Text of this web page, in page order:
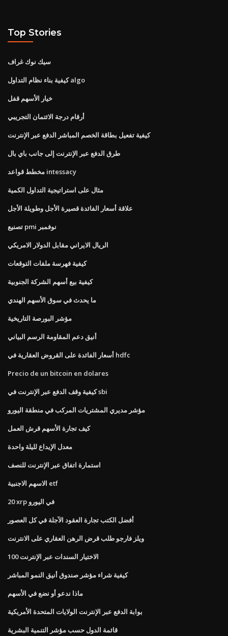
Top Stories
سيك نوك غراف
كيفية بناء نظام التداول algo
خيار الأسهم قفل
أرقام درجة الائتمان التجريبي
كيفية تفعيل بطاقة الخصم المباشر الدفع عبر الإنترنت
طرق الدفع عبر الإنترنت إلى جانب باي بال
مخطط قواعد intessacy
مثال على استراتيجية التداول الكمية
علاقة أسعار الفائدة قصيرة الأجل وطويلة الأجل
تصنيع pmi نوفمبر
الريال الايراني مقابل الدولار الامريكي
كيفية فهرسة ملفات التوقعات
كيفية بيع أسهم الشركة الجنوبية
ما يحدث في سوق الأسهم الهندي
مؤشر البورصة التاريخية
أنيق دعم المقاومة الرسم البياني
أسعار الفائدة على القروض العقارية في hdfc
Precio de un bitcoin en dolares
كيفية وقف الدفع عبر الإنترنت في sbi
مؤشر مديري المشتريات المركب في منطقة اليورو
كيف تجارة الأسهم قرش العمل
معدل الإيداع لليلة واحدة
استمارة اتفاق عبر الإنترنت للنصف
الاسهم الاجنبية etf
20 xrp في اليورو
أفضل الكتب تجارة العقود الآجلة في كل العصور
ويلز فارجو طلب قرض الرهن العقاري على الانترنت
الاختيار السندات عبر الإنترنت 100
كيفية شراء مؤشر صندوق أنيق النمو المباشر
ماذا ندعو أو نضع في الأسهم
بوابة الدفع عبر الإنترنت الولايات المتحدة الأمريكية
قائمة الدول حسب مؤشر التنمية البشرية